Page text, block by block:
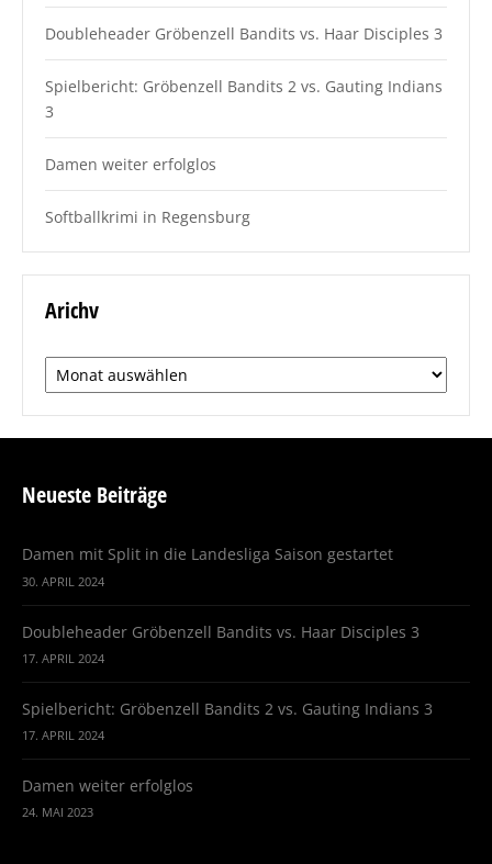
Doubleheader Gröbenzell Bandits vs. Haar Disciples 3
Spielbericht: Gröbenzell Bandits 2 vs. Gauting Indians
3
Damen weiter erfolglos
Softballkrimi in Regensburg
Arichv
Arichv
Neueste Beiträge
Damen mit Split in die Landesliga Saison gestartet
30. APRIL 2024
Doubleheader Gröbenzell Bandits vs. Haar Disciples 3
17. APRIL 2024
Spielbericht: Gröbenzell Bandits 2 vs. Gauting Indians 3
17. APRIL 2024
Damen weiter erfolglos
24. MAI 2023